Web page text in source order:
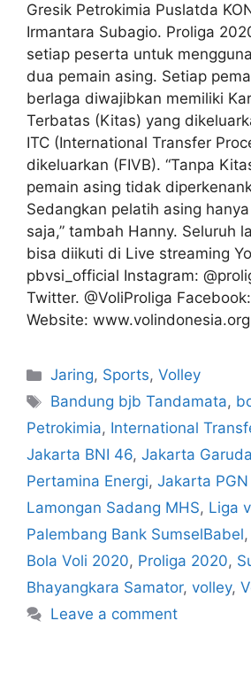
Gresik Petrokimia Puslatda
Irmantara Subagio. Proliga
setiap peserta untuk
dua pemain asing. Setiap
berlaga diwajibkan memiliki
Terbatas (Kitas) yang
ITC (International Transfer
dikeluarkan (FIVB). “Tanpa
pemain asing tidak
Sedangkan pelatih asing
saja,” tambah Hanny. Seluruh
bisa diikuti di Live streaming
pbvsi_official Instagram:
Twitter. @VoliProliga
Website: www.volindonesia.org
Jaring, Sports,Volley
Bandung bjb Tandamata,
Petrokimia, International
Jakarta BNI 46, Jakarta Garuda
Pertamina Energi, Jakarta
Lamongan Sadang MHS, Liga
Palembang Bank SumselBabel,
Bola Voli 2020, Proliga 2020,
Bhayangkara Samator, volley,
Leave a comment